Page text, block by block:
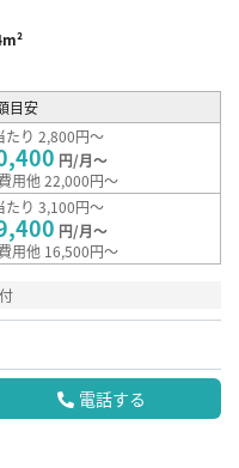
目安
たり 2,800円～
円/月～
用他 22,000円～
たり 3,100円～
円/月～
用他 16,500円～
電話する